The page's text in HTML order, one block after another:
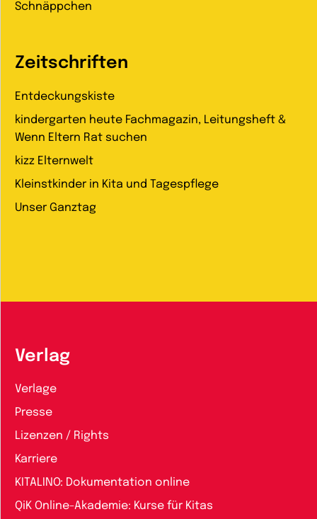
Schnäppchen
Zeitschriften
Entdeckungskiste
kindergarten heute Fachmagazin, Leitungsheft &
Wenn Eltern Rat suchen
kizz Elternwelt
Kleinstkinder in Kita und Tagespflege
Unser Ganztag
Verlag
Verlage
Presse
Lizenzen / Rights
Karriere
KITALINO: Dokumentation online
QiK Online-Akademie: Kurse für Kitas